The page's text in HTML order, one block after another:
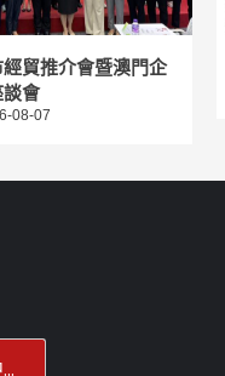
經貿推介會暨澳門企
談會
08-07